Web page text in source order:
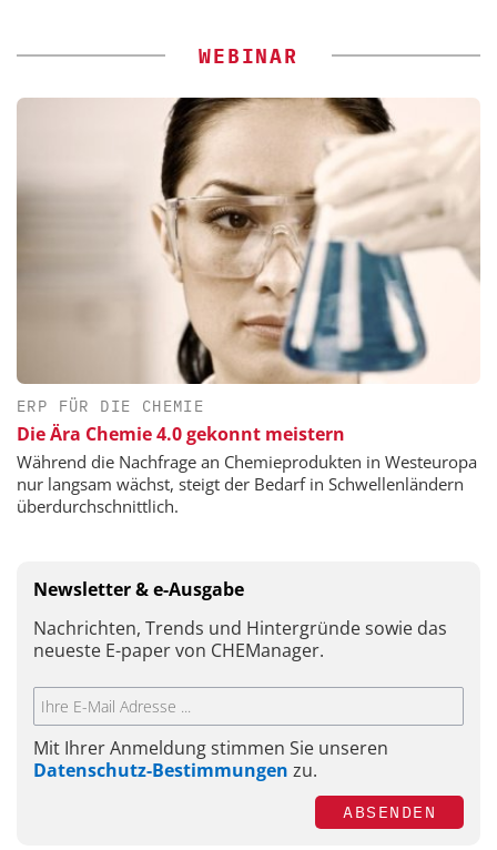
WEBINAR
ERP FÜR DIE CHEMIE
Die Ära Chemie 4.0 gekonnt meistern
Während die Nachfrage an Chemieprodukten in Westeuropa
nur langsam wächst, steigt der Bedarf in Schwellenländern
überdurchschnittlich.
Newsletter & e-Ausgabe
Nachrichten, Trends und Hintergründe sowie das
neueste E-paper von CHEManager.
Mit Ihrer Anmeldung stimmen Sie unseren
Datenschutz-Bestimmungen zu.
ABSENDEN